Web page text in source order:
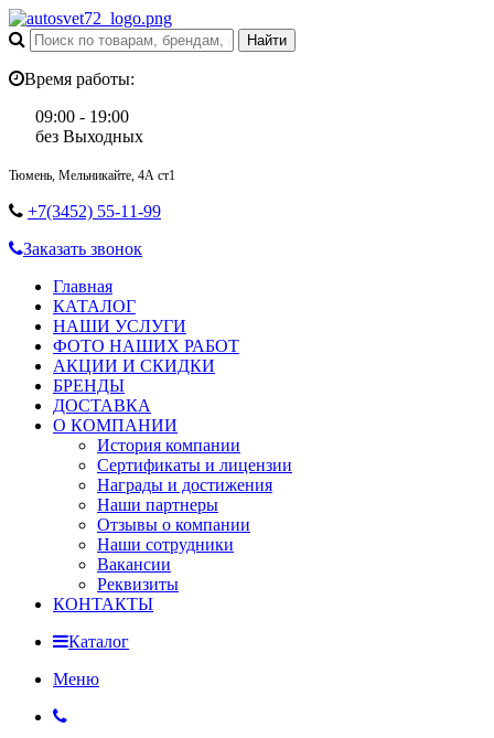
Время работы:
09:00 - 19:00
без Выходных
Тюмень, Мельникайте, 4А ст1
+7(3452) 55-11-99
Заказать звонок
Главная
КАТАЛОГ
НАШИ УСЛУГИ
ФОТО НАШИХ РАБОТ
АКЦИИ И СКИДКИ
БРЕНДЫ
ДОСТАВКА
О КОМПАНИИ
История компании
Сертификаты и лицензии
Награды и достижения
Наши партнеры
Отзывы о компании
Наши сотрудники
Вакансии
Реквизиты
КОНТАКТЫ
Каталог
Меню